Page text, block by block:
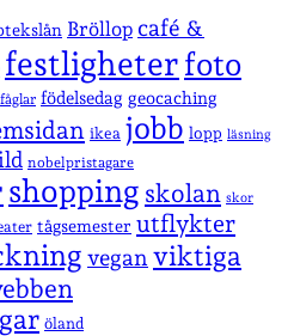
Bröllop café &
festligheterfoto
fåglar födelsedag geocaching
ikea jobb lopp läsning
nobelpristagare
shopping skolan skor
tågsemester utflykter
vegan viktiga
öland